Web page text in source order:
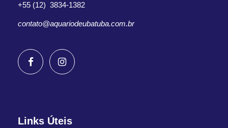
+55 (12) 3834-1382
contato@aquariodeubatuba.com.br
Links Úteis